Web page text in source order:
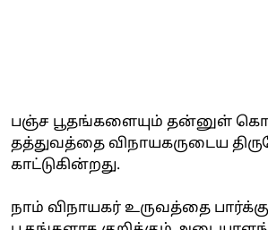
பஞ்ச பூதங்களையும் தன்னுள்
தத்துவத்தை விநாயகருடைய
காட்டுகின்றது.
நாம் விநாயகர் உருவத்தை